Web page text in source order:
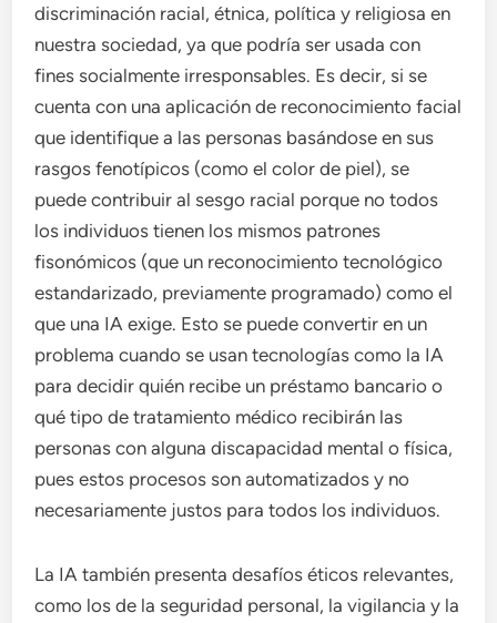
discriminación racial, étnica, política y religiosa en
nuestra sociedad, ya que podría ser usada con
fines socialmente irresponsables. Es decir, si se
cuenta con una aplicación de reconocimiento facial
que identifique a las personas basándose en sus
rasgos fenotípicos (como el color de piel), se
puede contribuir al sesgo racial porque no todos
los individuos tienen los mismos patrones
fisonómicos (que un reconocimiento tecnológico
estandarizado, previamente programado) como el
que una IA exige. Esto se puede convertir en un
problema cuando se usan tecnologías como la IA
para decidir quién recibe un préstamo bancario o
qué tipo de tratamiento médico recibirán las
personas con alguna discapacidad mental o física,
pues estos procesos son automatizados y no
necesariamente justos para todos los individuos.
La IA también presenta desafíos éticos relevantes,
como los de la seguridad personal, la vigilancia y la